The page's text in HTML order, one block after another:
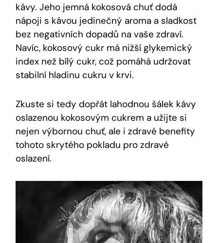
kávy. Jeho jemná kokosová chuť dodá
nápoji s kávou jedinečný aroma a sladkost
bez negativních dopadů na vaše zdraví.
Navíc, kokosový cukr má nižší glykemický
index než bílý cukr, což pomáhá udržovat
stabilní hladinu cukru v krvi.
Zkuste si tedy dopřát lahodnou šálek kávy
oslazenou kokosovým cukrem a užijte si
nejen výbornou chuť, ale i zdravé benefity
tohoto skrytého pokladu pro zdravé
oslazení.